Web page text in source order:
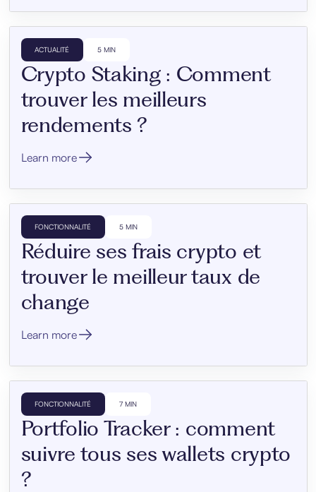
ACTUALITÉ 5 MIN
Crypto Staking : Comment
trouver les meilleurs
rendements ?
Learn more
FONCTIONNALITÉ 5 MIN
Réduire ses frais crypto et
trouver le meilleur taux de
change
Learn more
FONCTIONNALITÉ 7 MIN
Portfolio Tracker : comment
suivre tous ses wallets crypto
?